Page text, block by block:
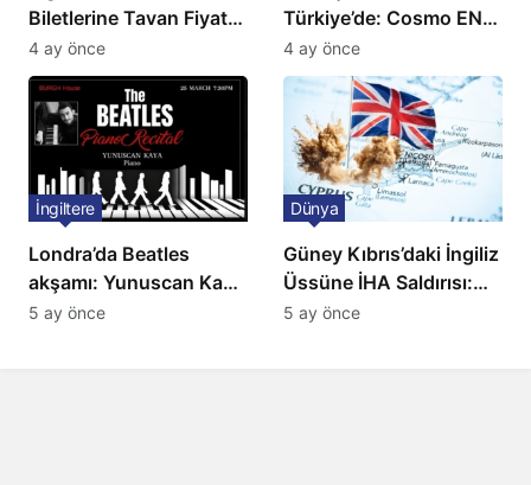
Biletlerine Tavan Fiyat:
Ulaşımda Yeni
Düzenleme
4 ay önce
Türkiye’de: Cosmo EN
ve BBC Player yayında
4 ay önce
Londra’da Beatles
akşamı: Yunuscan Kaya
klasik yorumuyla
İngiltere
5 ay önce
Güney Kıbrıs’daki İngiliz
Üssüne İHA Saldırısı:
Patlama, Sirenler ve
Dünya
5 ay önce